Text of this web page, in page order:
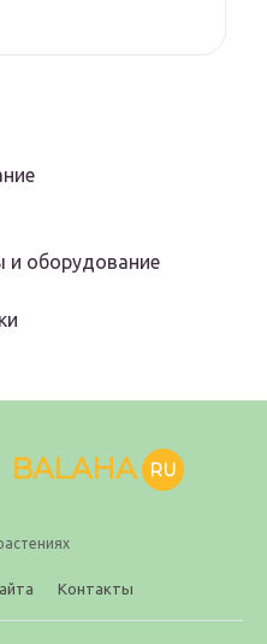
и оборудование
BALAHA RU
Контакты